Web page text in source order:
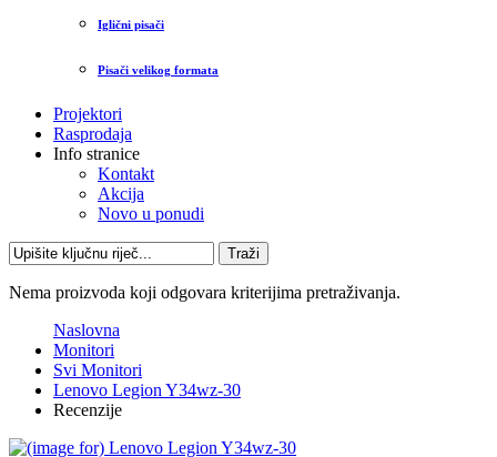
Iglični pisači
Pisači velikog formata
Projektori
Rasprodaja
Info stranice
Kontakt
Akcija
Novo u ponudi
Traži
Nema proizvoda koji odgovara kriterijima pretraživanja.
Naslovna
Monitori
Svi Monitori
Lenovo Legion Y34wz-30
Recenzije